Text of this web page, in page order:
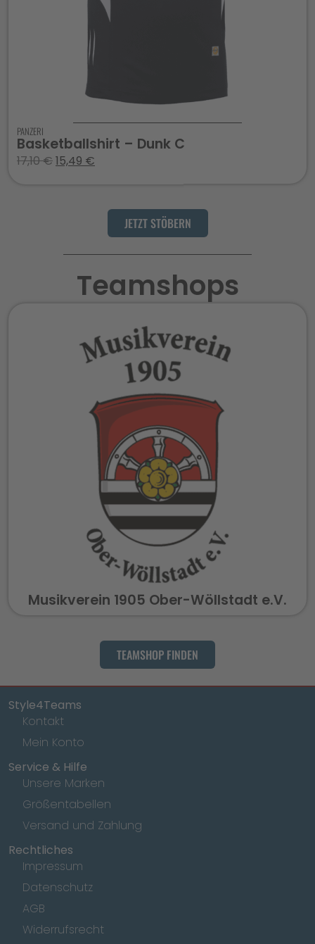
PANZERI
Basketballshirt – Dunk C
17,10€15,49 €
JETZT STÖBERN
Teamshops
Musikverein 1905 Ober-Wöllstadt e.V.
TEAMSHOP FINDEN
Style4Teams
Kontakt
Mein Konto
Service & Hilfe
Unsere Marken
Größentabellen
Versand und Zahlung
Rechtliches
Impressum
Datenschutz
AGB
Widerrufsrecht